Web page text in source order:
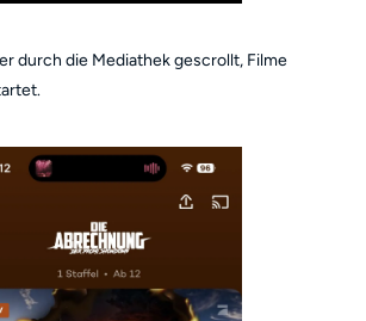
durch die Mediathek gescrollt, Filme